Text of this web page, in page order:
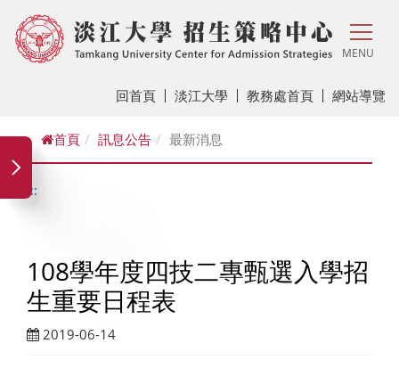
MENU
回首頁 淡江大學 教務處首頁 網站導覽
首頁 訊息公告 最新消息
:::
108學年度四技二專甄選入學招
生重要日程表
2019-06-14